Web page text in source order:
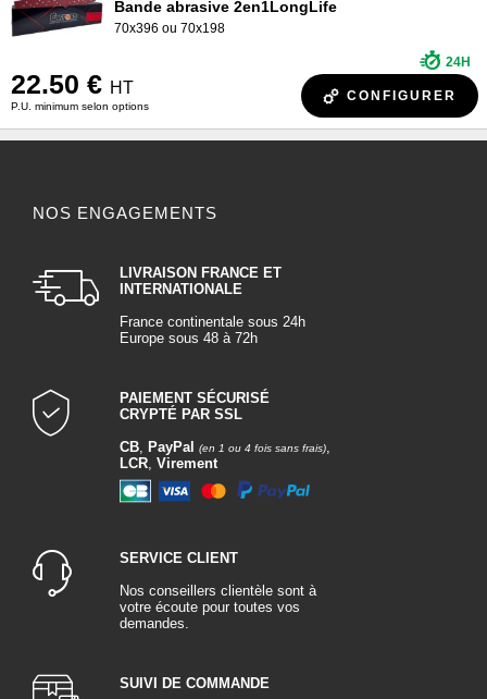
Bande abrasive 2en1LongLife
70x396 ou 70x198
22.50 € HT
P.U. minimum selon options
24H
CONFIGURER
NOS ENGAGEMENTS
LIVRAISON FRANCE ET
INTERNATIONALE
France continentale sous 24h
Europe sous 48 à 72h
PAIEMENT SÉCURISÉ
CRYPTÉ PAR SSL
CB, PayPal (en 1 ou 4 fois sans frais),
LCR, Virement
SERVICE CLIENT
Nos conseillers clientèle sont à
votre écoute pour toutes vos
demandes.
SUIVI DE COMMANDE